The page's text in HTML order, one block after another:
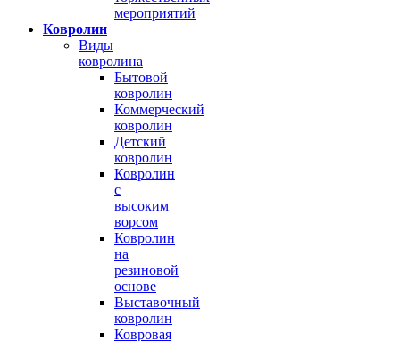
мероприятий
Ковролин
Виды
ковролина
Бытовой
ковролин
Коммерческий
ковролин
Детский
ковролин
Ковролин
с
высоким
ворсом
Ковролин
на
резиновой
основе
Выставочный
ковролин
Ковровая